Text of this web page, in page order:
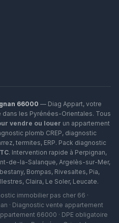
66000 — Diag Appart, votre
les Pyrénées-Orientales. Tous
vendre ou louer un appartement
plomb CREP, diagnostic
termites, ERP. Pack diagnostic
. Intervention rapide à Perpignan,
de-la-Salanque, Argelès-sur-Mer,
, Bompas, Rivesaltes, Pia,
, Claira, Le Soler, Leucate.
immobilier pas cher 66 ·
· Diagnostic vente appartement
66000 · DPE obligatoire